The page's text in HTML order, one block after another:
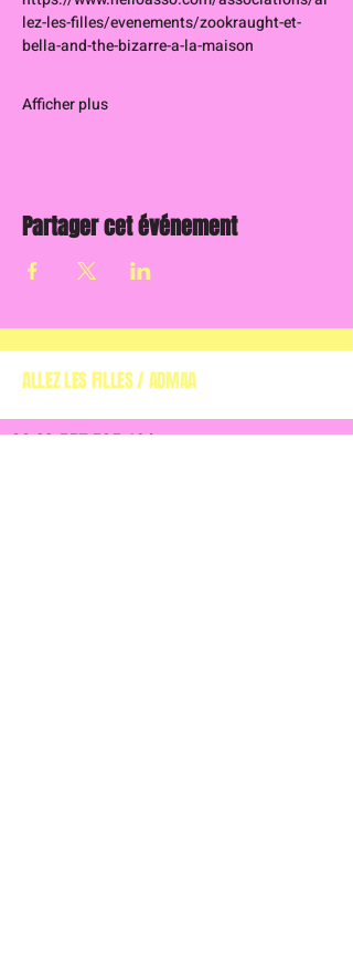
lez-les-filles/evenements/zookraught-et-
bella-and-the-bizarre-a-la-maison
Afficher plus
Partager cet événement
ALLEZ LES FILLES / ADMAA
00 33 557 595 694